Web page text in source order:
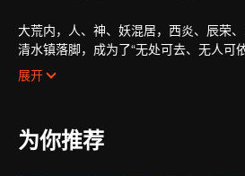
大荒内，人、神、妖混居，西炎、辰荣
清水镇落脚，成为了“无处可去、无人
寄人篱下、隐忍蛰伏，为了寻找小夭走
生；玟小六又与九头妖相柳不打不相识
要天下太平，他的小夭就能够幸福安康。
展开
为你推荐